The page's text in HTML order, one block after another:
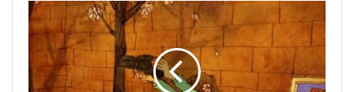
u
r
E